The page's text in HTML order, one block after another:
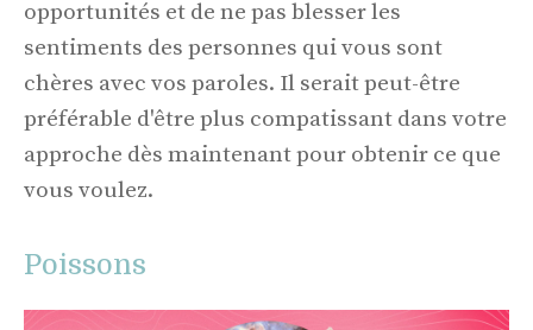
opportunités et de ne pas blesser les
sentiments des personnes qui vous sont
chères avec vos paroles. Il serait peut-être
préférable d'être plus compatissant dans votre
approche dès maintenant pour obtenir ce que
vous voulez.
Poissons